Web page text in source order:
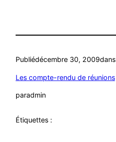
Publiédécembre 30, 2009dans
Les compte-rendu de réunions
paradmin
Étiquettes :